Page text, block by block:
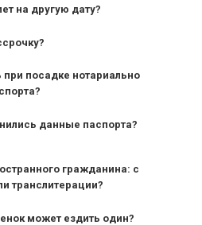
на другую дату?
посадке нотариально
данные паспорта?
гражданина: с
транслитерации?
может ездить один?